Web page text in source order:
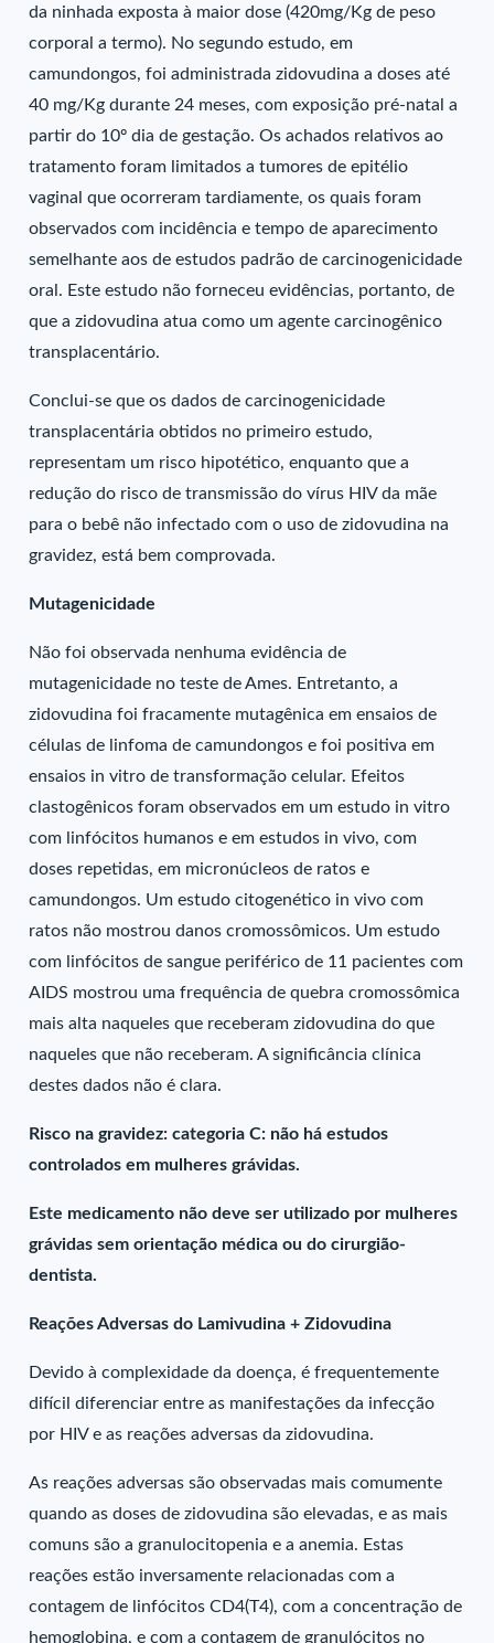
da ninhada exposta à maior dose (420mg/Kg de peso
corporal a termo). No segundo estudo, em
camundongos, foi administrada zidovudina a doses até
40 mg/Kg durante 24 meses, com exposição pré-natal a
partir do 10º dia de gestação. Os achados relativos ao
tratamento foram limitados a tumores de epitélio
vaginal que ocorreram tardiamente, os quais foram
observados com incidência e tempo de aparecimento
semelhante aos de estudos padrão de carcinogenicidade
oral. Este estudo não forneceu evidências, portanto, de
que a zidovudina atua como um agente carcinogênico
transplacentário.
Conclui-se que os dados de carcinogenicidade
transplacentária obtidos no primeiro estudo,
representam um risco hipotético, enquanto que a
redução do risco de transmissão do vírus HIV da mãe
para o bebê não infectado com o uso de zidovudina na
gravidez, está bem comprovada.
Mutagenicidade
Não foi observada nenhuma evidência de
mutagenicidade no teste de Ames. Entretanto, a
zidovudina foi fracamente mutagênica em ensaios de
células de linfoma de camundongos e foi positiva em
ensaios in vitro de transformação celular. Efeitos
clastogênicos foram observados em um estudo in vitro
com linfócitos humanos e em estudos in vivo, com
doses repetidas, em micronúcleos de ratos e
camundongos. Um estudo citogenético in vivo com
ratos não mostrou danos cromossômicos. Um estudo
com linfócitos de sangue periférico de 11 pacientes com
AIDS mostrou uma frequência de quebra cromossômica
mais alta naqueles que receberam zidovudina do que
naqueles que não receberam. A significância clínica
destes dados não é clara.
Risco na gravidez: categoria C: não há estudos
controlados em mulheres grávidas.
Este medicamento não deve ser utilizado por mulheres
grávidas sem orientação médica ou do cirurgião-
dentista.
Reações Adversas do Lamivudina + Zidovudina
Devido à complexidade da doença, é frequentemente
difícil diferenciar entre as manifestações da infecção
por HIV e as reações adversas da zidovudina.
As reações adversas são observadas mais comumente
quando as doses de zidovudina são elevadas, e as mais
comuns são a granulocitopenia e a anemia. Estas
reações estão inversamente relacionadas com a
contagem de linfócitos CD4(T4), com a concentração de
hemoglobina, e com a contagem de granulócitos no